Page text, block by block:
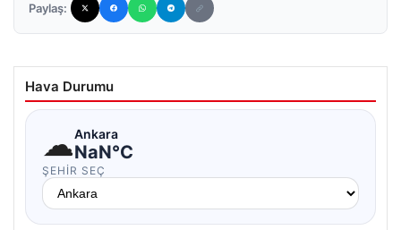
Paylaş:
Hava Durumu
☁Ankara
NaN°C
ŞEHIR SEÇ